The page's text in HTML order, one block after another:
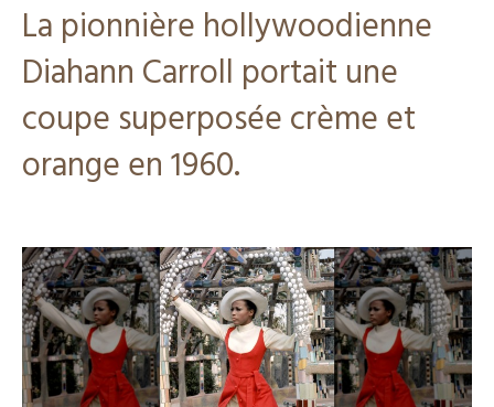
La pionnière hollywoodienne
Diahann Carroll portait une
coupe superposée crème et
orange en 1960.